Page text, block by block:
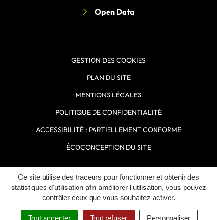
Ce site utilise des traceurs pour fonctionner et obtenir des
statistiques d'utilisation afin améliorer l'utilisation, vous pouvez
contrôler ceux que vous souhaitez activer.
Tout accepter Tout refuser Personnaliser
Open Data
GESTION DES COOKIES
PLAN DU SITE
MENTIONS LÉGALES
POLITIQUE DE CONFIDENTIALITÉ
ACCESSIBILITÉ : PARTIELLEMENT CONFORME
ÉCOCONCEPTION DU SITE
Site réalisé parInovagora (ouverture dans un